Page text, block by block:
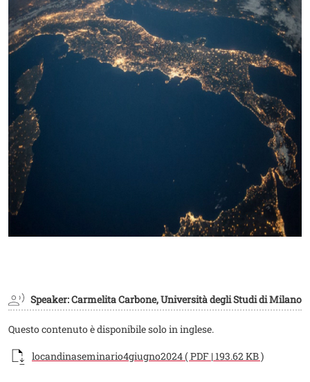
Speaker: Carmelita Carbone, Università degli Studi di Milano
Questo contenuto è disponibile solo in inglese.
Documento
locandinaseminario4giugno2024 ( PDF | 193.62 KB )